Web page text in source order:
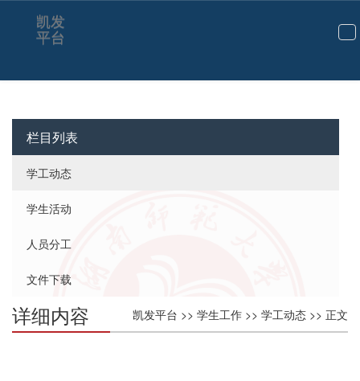
切
航
凯发
平台
栏目列表
学工动态
学生活动
人员分工
文件下载
凯发平台 >> 学生工作 >> 学工动态 >> 正文
详细内容